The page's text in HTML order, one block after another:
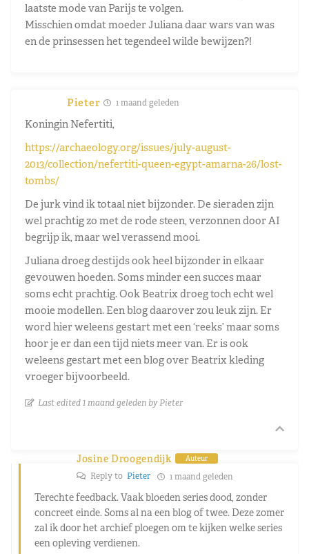
laatste mode van Parijs te volgen.
Misschien omdat moeder Juliana daar wars van was
en de prinsessen het tegendeel wilde bewijzen?!
Pieter 1 maand geleden
Koningin Nefertiti,
https://archaeology.org/issues/july-august-
2013/collection/nefertiti-queen-egypt-amarna-26/lost-
tombs/
De jurk vind ik totaal niet bijzonder. De sieraden zijn
wel prachtig zo met de rode steen, verzonnen door AI
begrijp ik, maar wel verassend mooi.
Juliana droeg destijds ook heel bijzonder in elkaar
gevouwen hoeden. Soms minder een succes maar
soms echt prachtig. Ook Beatrix droeg toch echt wel
mooie modellen. Een blog daarover zou leuk zijn. Er
word hier weleens gestart met een ‘reeks’ maar soms
hoor je er dan een tijd niets meer van. Er is ook
weleens gestart met een blog over Beatrix kleding
vroeger bijvoorbeeld.
Last edited 1 maand geleden by Pieter
Josine Droogendijk Auteur
Reply to Pieter 1 maand geleden
Terechte feedback. Vaak bloeden series dood, zonder
concreet einde. Soms al na een blog of twee. Deze zomer
zal ik door het archief ploegen om te kijken welke series
een opleving verdienen.